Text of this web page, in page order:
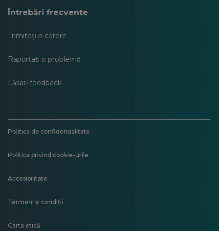
Întrebări frecvente
Trimiteți o cerere
Raportați o problemă
Lăsați feedback
Politica de confidențialitate
Politica privind cookie-urile
Accesibilitate
Termeni și condiții
Carta etică